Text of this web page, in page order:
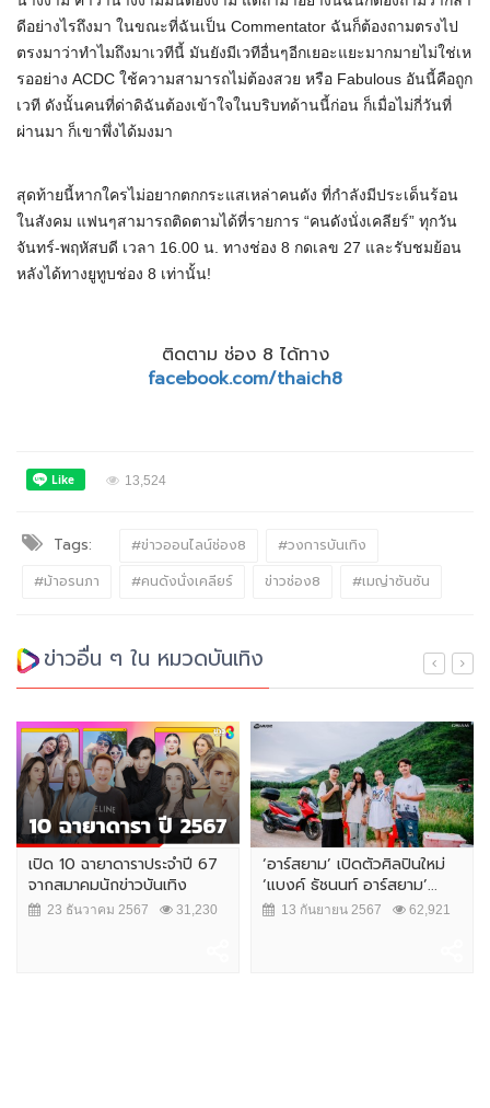
ดีอย่างไรถึงมา ในขณะที่ฉันเป็น Commentator ฉันก็ต้องถามตรงไป
ตรงมาว่าทำไมถึงมาเวทีนี้ มันยังมีเวทีอื่นๆอีกเยอะแยะมากมายไม่ใช่เห
รออย่าง ACDC ใช้ความสามารถไม่ต้องสวย หรือ Fabulous อันนี้คือถูก
เวที ดังนั้นคนที่ด่าดิฉันต้องเข้าใจในบริบทด้านนี้ก่อน ก็เมื่อไม่กี่วันที่
ผ่านมา ก็เขาพึ่งได้มงมา
สุดท้ายนี้หากใครไม่อยากตกกระแสเหล่าคนดัง ที่กำลังมีประเด็นร้อน
ในสังคม แฟนๆสามารถติดตามได้ที่รายการ “คนดังนั่งเคลียร์” ทุกวัน
จันทร์-พฤหัสบดี เวลา 16.00 น. ทางช่อง 8 กดเลข 27 และรับชมย้อน
หลังได้ทางยูทูบช่อง 8 เท่านั้น!
ติดตาม ช่อง 8 ได้ทาง
facebook.com/thaich8
13,524
Tags: #ข่าวออนไลน์ช่อง8
#วงการบันเทิง
#ม้าอรนภา
#คนดังนั่งเคลียร์ ข่าวช่อง8 #เมญ่าซันซัน
ข่าวอื่น ๆ ใน หมวดบันเทิง
เปิด 10 ฉายาดาราประจำปี 67
จากสมาคมนักข่าวบันเทิง
23 ธันวาคม 2567 31,230
‘อาร์สยาม’ เปิดตัวศิลปินใหม่
‘แบงค์ ธัชนนท์ อาร์สยาม’...
13 กันยายน 2567 62,921